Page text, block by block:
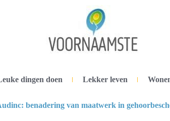
dingen doen Lekker leven
benadering van maatwerk in